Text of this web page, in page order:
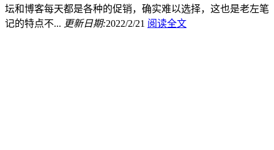
坛和博客每天都是各种的促销，确实难以选择，这也是老左笔
记的特点不... 更新日期:2022/2/21 阅读全文